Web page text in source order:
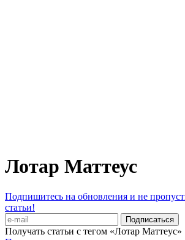
Лотар Маттеус
Подпишитесь на обновления и не
статьи!
Получать статьи с тегом «Лотар Маттеус»